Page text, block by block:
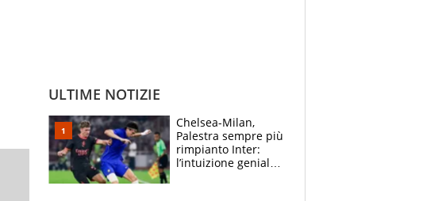
ULTIME NOTIZIE
Chelsea-Milan,
Palestra sempre più
rimpianto Inter:
l’intuizione geniale